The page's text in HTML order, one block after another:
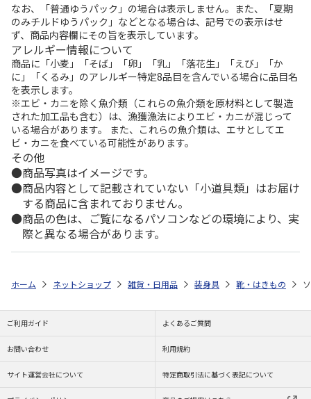
なお、「普通ゆうパック」の場合は表示しません。また、「夏期
のみチルドゆうパック」などとなる場合は、記号での表示はせ
ず、商品内容欄にその旨を表示しています。
アレルギー情報について
商品に「小麦」「そば」「卵」「乳」「落花生」「えび」「か
に」「くるみ」のアレルギー特定8品目を含んでいる場合に品目名
を表示します。
※エビ・カニを除く魚介類（これらの魚介類を原材料として製造
された加工品も含む）は、漁獲漁法によりエビ・カニが混じって
いる場合があります。 また、これらの魚介類は、エサとしてエ
ビ・カニを食べている可能性があります。
その他
商品写真はイメージです。
商品内容として記載されていない「小道具類」はお届け
する商品に含まれておりません。
商品の色は、ご覧になるパソコンなどの環境により、実
際と異なる場合があります。
ホーム ネットショップ 雑貨・日用品 装身具 靴・はきもの
ご利用ガイド よくあるご質問
お問い合わせ 利用規約
サイト運営会社について 特定商取引法に基づく表記について